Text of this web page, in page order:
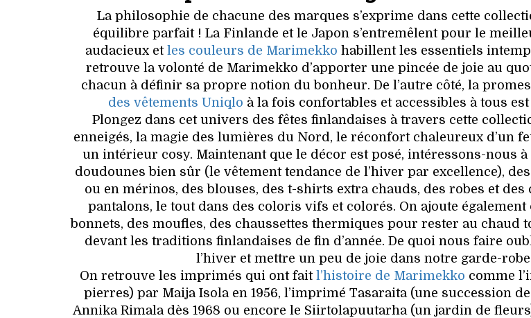
La philosophie de chacune des marques s’exprime dans cette
équilibre parfait ! La Finlande et le Japon s’entremêlent pour le
audacieux etles couleurs de Marimekko habillent les essentiels
retrouve la volonté de Marimekko d’apporter une pincée de joie au
chacun à définir sa propre notion du bonheur. De l’autre côté, la
des vêtements Uniqlo à la fois confortables et accessibles à tous
Plongez dans cet univers des fêtes finlandaises à travers cette
enneigés, la magie des lumières du Nord, le réconfort chaleureux d’un
un intérieur cosy. Maintenant que le décor est posé, intéressons-nous à
doudounes bien sûr (le vêtement tendance de l’hiver par excellence),
ou en mérinos, des blouses, des t-shirts extra chauds, des robes et des
pantalons, le tout dans des coloris vifs et colorés. On ajoute également
bonnets, des moufles, des chaussettes thermiques pour rester au chaud
devant les traditions finlandaises de fin d’année. De quoi nous faire
l’hiver et mettre un peu de joie dans notre garde-
On retrouve les imprimés qui ont fait l’histoire de Marimekko comme
pierres) par Maija Isola en 1956, l’imprimé Tasaraita (une succession
Annika Rimala dès 1968 ou encore le Siirtolapuutarha (un jardin de